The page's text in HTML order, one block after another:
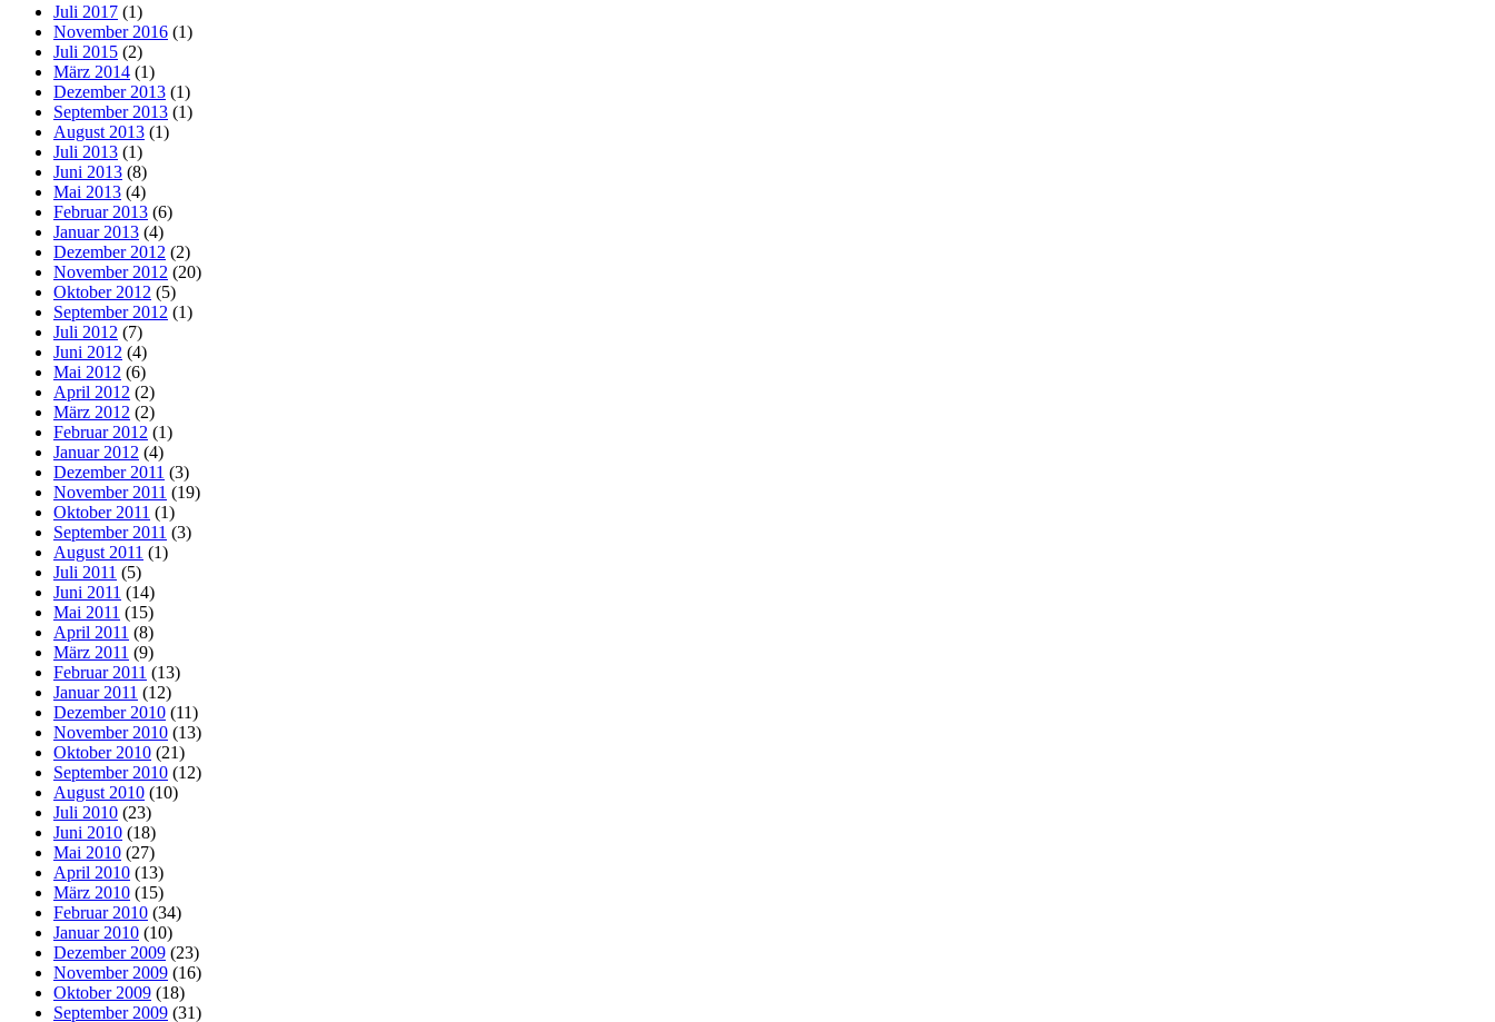
Juli 2017 (1)
November 2016 (1)
Juli 2015 (2)
März 2014 (1)
Dezember 2013 (1)
September 2013 (1)
August 2013 (1)
Juli 2013 (1)
Juni 2013 (8)
Mai 2013 (4)
Februar 2013 (6)
Januar 2013 (4)
Dezember 2012 (2)
November 2012 (20)
Oktober 2012 (5)
September 2012 (1)
Juli 2012 (7)
Juni 2012 (4)
Mai 2012 (6)
April 2012 (2)
März 2012 (2)
Februar 2012 (1)
Januar 2012 (4)
Dezember 2011 (3)
November 2011 (19)
Oktober 2011 (1)
September 2011 (3)
August 2011 (1)
Juli 2011 (5)
Juni 2011 (14)
Mai 2011 (15)
April 2011 (8)
März 2011 (9)
Februar 2011 (13)
Januar 2011 (12)
Dezember 2010 (11)
November 2010 (13)
Oktober 2010 (21)
September 2010 (12)
August 2010 (10)
Juli 2010 (23)
Juni 2010 (18)
Mai 2010 (27)
April 2010 (13)
März 2010 (15)
Februar 2010 (34)
Januar 2010 (10)
Dezember 2009 (23)
November 2009 (16)
Oktober 2009 (18)
September 2009 (31)